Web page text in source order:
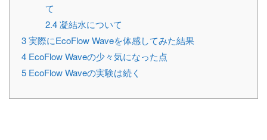
て
2.4凝結水について
3実際にEcoFlow Waveを体感してみた結果
4 EcoFlow Waveの少々気になった点
5 EcoFlow Waveの実験は続く